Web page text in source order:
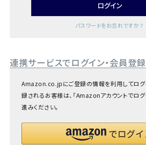
ログイン
パスワードをお忘れですか？
連携サービスでログイン・会員登録
Amazon.co.jpにご登録の情報を利用してログ
録されるお客様は、「Amazonアカウントでログ
進みください。